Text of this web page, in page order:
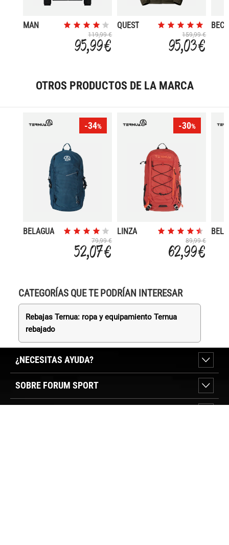
MAN
119,99 €
95,99 €
QUEST
159,99 €
95,03 €
OTROS PRODUCTOS DE LA MARCA
-34%
BELAGUA
79,99 €
52,07 €
-30%
LINZA
89,99 €
62,99 €
CATEGORÍAS QUE TE PODRÍAN INTERESAR
Rebajas Ternua: ropa y equipamiento Ternua
rebajado
¿NECESITAS AYUDA?
SOBRE FORUM SPORT